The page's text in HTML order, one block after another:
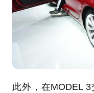
此外，在MODEL